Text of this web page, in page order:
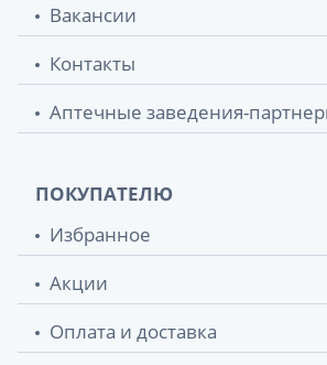
Вакансии
Контакты
Аптечные заведения-
ПОКУПАТЕЛЮ
Избранное
Акции
Оплата и доставка